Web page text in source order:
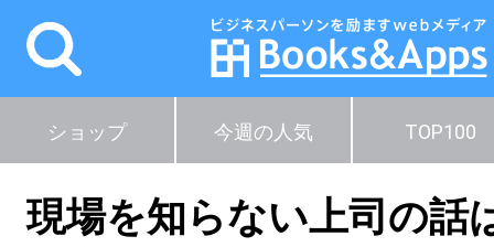
ショップ 今週の人気 TOP100
現場を知らない上司の話